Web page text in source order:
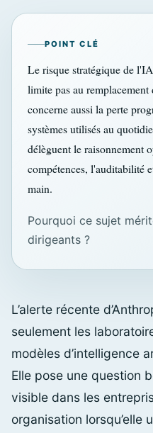
POINT CLÉ
Le risque stratégique de
limite pas au remplacement
concerne aussi la perte
systèmes utilisés au
délèguent le raisonnement
compétences, l'auditabilité
main.
Pourquoi ce sujet
dirigeants ?
L’alerte récente
seulement les
modèles d’intelligence
Elle pose une question
visible dans les
organisation lorsqu’elle